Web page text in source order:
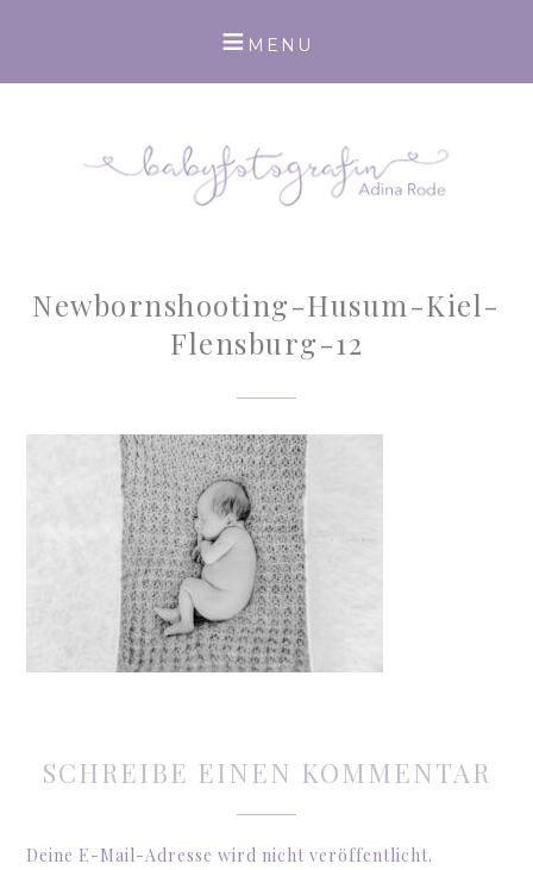
Newbornshooting-Husum-Kiel-
Flensburg-12
SCHREIBE EINEN KOMMENTAR
Deine E-Mail-Adresse wird nicht veröffentlicht.